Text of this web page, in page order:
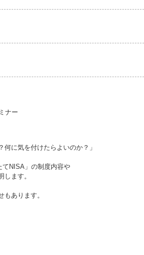
ナー
何に気を付けたらよいのか？」
てNISA」の制度内容や
ます。
あります。